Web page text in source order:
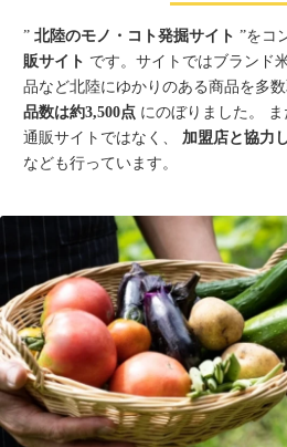
” 北陸のモノ・コト発掘サイト ”をコ
販サイト です。サイトではブランド
品など北陸にゆかりのある商品を多
品数は約3,500点 にのぼりました。
通販サイトではなく、 加盟店と協力
なども行っています。